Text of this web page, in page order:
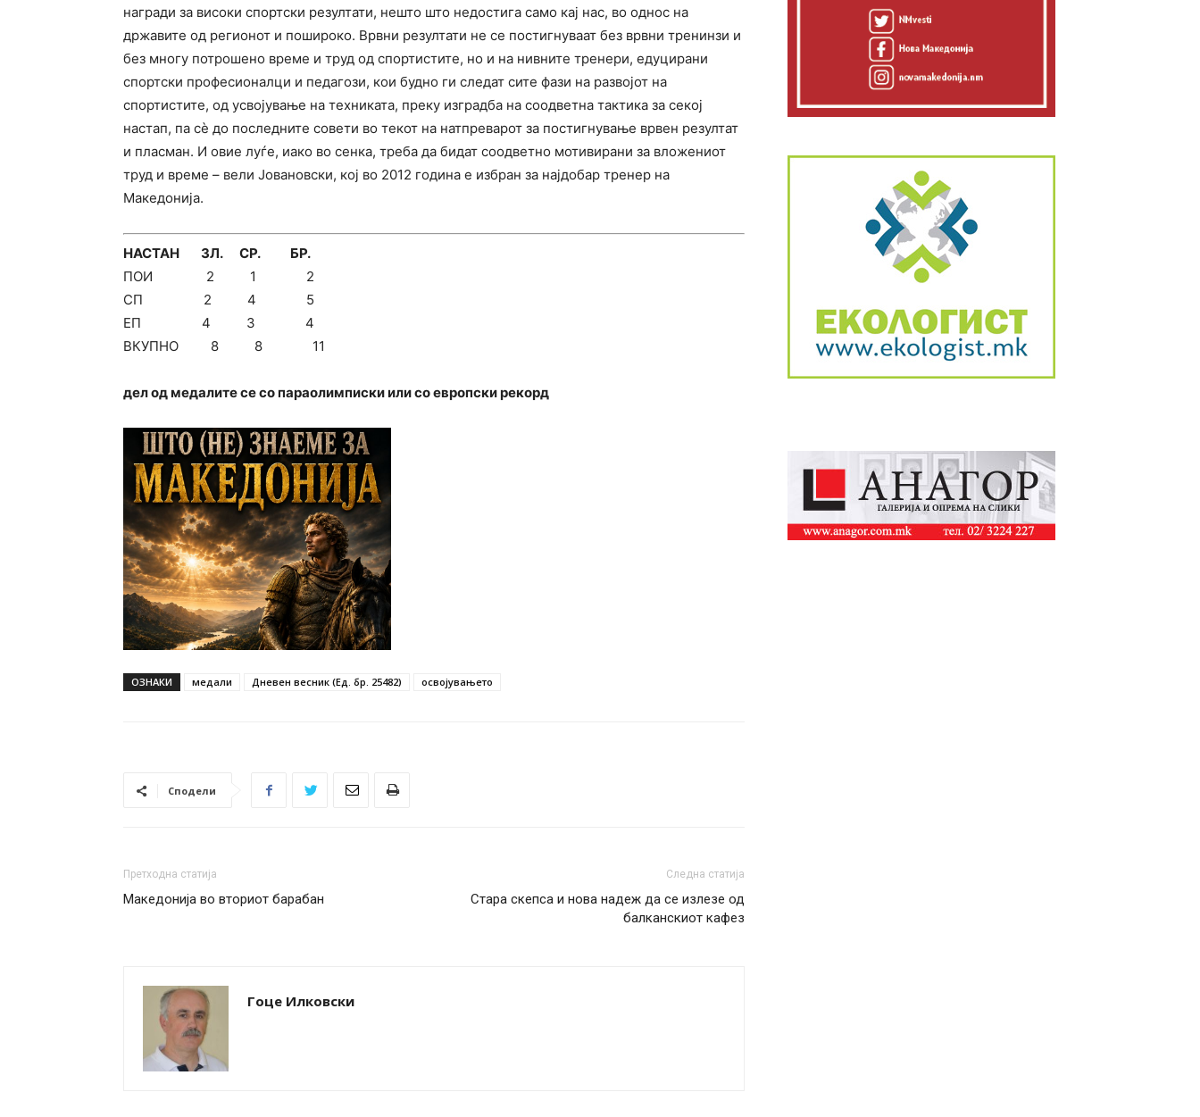
награди за високи спортски резултати, нешто што недостига само кај нас, во однос на
државите од регионот и пошироко. Врвни резултати не се постигнуваат без врвни тренинзи и
без многу потрошено време и труд од спортистите, но и на нивните тренери, едуцирани
спортски професионалци и педагози, кои будно ги следат сите фази на развојот на
спортистите, од усвојување на техниката, преку изградба на соодветна тактика за секој
настап, па сѐ до последните совети во текот на натпреварот за постигнување врвен резултат
и пласман. И овие луѓе, иако во сенка, треба да бидат соодветно мотивирани за вложениот
труд и време – вели Јовановски, кој во 2012 година е избран за најдобар тренер на
Македонија.
НАСТАН ЗЛ. СР. БР.
ПОИ 2 1 2
СП 2 4 5
ЕП 4 3 4
ВКУПНО 8 8 11
дел од медалите се со параолимписки или со европски рекорд
ОЗНАКИ медали Дневен весник (Ед. бр. 25482) освојувањето
Сподели
Претходна статија
Македонија во вториот барабан
Следна статија
Стара скепса и нова надеж да се излезе од
балканскиот кафез
Гоце Илковски